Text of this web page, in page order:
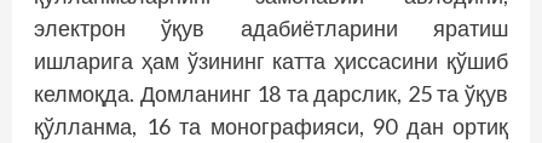
электрон ўқув адабиётларини яратиш
ишларига ҳам ўзининг катта ҳиссасини қўшиб
келмоқда. Домланинг 18 та дарслик, 25 та ўқув
қўлланма, 16 та монографияси, 90 дан ортиқ